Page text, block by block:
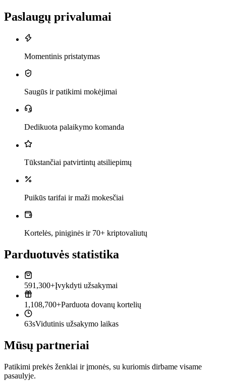
Paslaugų privalumai
Momentinis pristatymas
Saugūs ir patikimi mokėjimai
Dedikuota palaikymo komanda
Tūkstančiai patvirtintų atsiliepimų
Puikūs tarifai ir maži mokesčiai
Kortelės, piniginės ir 70+ kriptovaliutų
Parduotuvės statistika
591,300+Įvykdyti užsakymai
1,108,700+Parduota dovanų kortelių
63sVidutinis užsakymo laikas
Mūsų partneriai
Patikimi prekės ženklai ir įmonės, su kuriomis dirbame visame
pasaulyje.